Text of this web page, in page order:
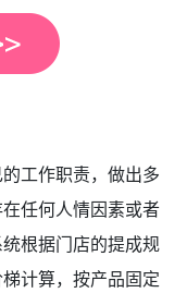
工作职责，做出多
任何人情因素或者
根据门店的提成规
计算，按产品固定